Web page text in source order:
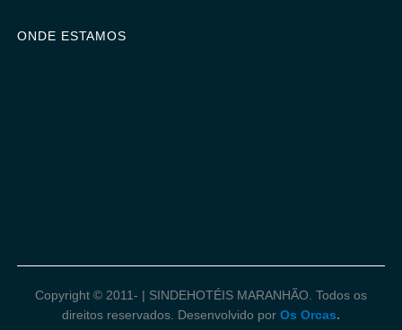
ONDE ESTAMOS
Copyright © 2011- | SINDEHOTÉIS MARANHÃO. Todos os
direitos reservados. Desenvolvido por Os Orcas.